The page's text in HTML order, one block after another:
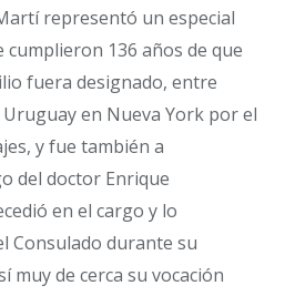
representó un especial
cumplieron 136 años de que
fuera designado, entre
en Nueva York por el
y fue también a
del doctor Enrique
en el cargo y lo
Consulado durante su
muy de cerca su vocación